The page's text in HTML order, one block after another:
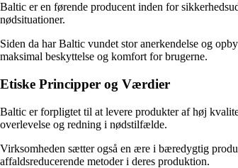
Baltic er en førende producent inden for
nødsituationer.
Siden da har Baltic vundet stor anerkendelse og
maksimal beskyttelse og komfort for brugerne.
Etiske Principper og Værdier
Baltic er forpligtet til at levere produkter af høj
overlevelse og redning i nødstilfælde.
Virksomheden sætter også en ære i bæredygtig
affaldsreducerende metoder i deres produktion.